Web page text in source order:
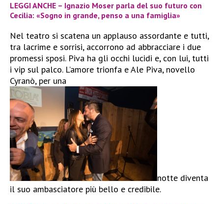
LEGGI ANCHE – Ignazio Moser parla del suo futuro con
Cecilia: «Sogno in grande, penso a una famiglia»
Nel teatro si scatena un applauso assordante e tutti,
tra lacrime e sorrisi, accorrono ad abbracciare i due
promessi sposi. Piva ha gli occhi lucidi e, con lui, tutti
i vip sul palco. L’amore trionfa e Ale Piva, novello
Cyranò, per una
notte diventa
il suo ambasciatore più bello e credibile.